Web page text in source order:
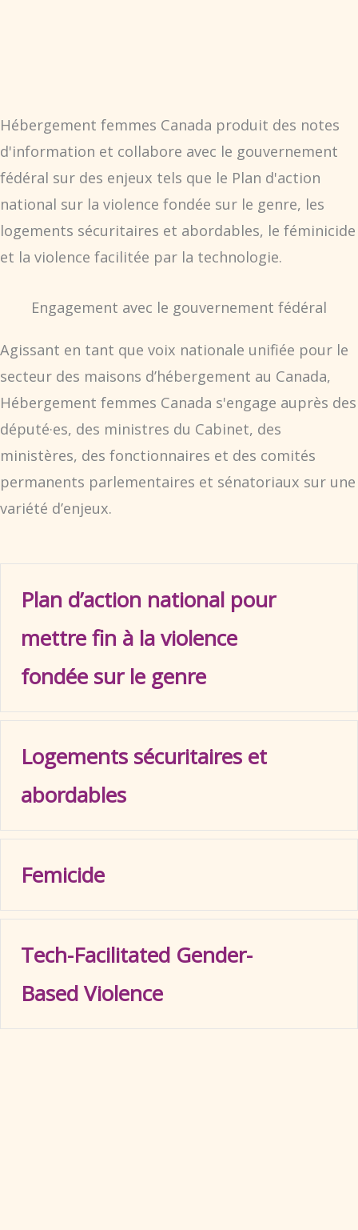
Hébergement femmes Canada produit des notes
d'information et collabore avec le gouvernement
fédéral sur des enjeux tels que le Plan d'action
national sur la violence fondée sur le genre, les
logements sécuritaires et abordables, le féminicide
et la violence facilitée par la technologie.
Engagement avec le gouvernement fédéral
Agissant en tant que voix nationale unifiée pour le
secteur des maisons d’hébergement au Canada,
Hébergement femmes Canada s'engage auprès des
député·es, des ministres du Cabinet, des
ministères, des fonctionnaires et des comités
permanents parlementaires et sénatoriaux sur une
variété d’enjeux.
Plan d’action national pour
mettre fin à la violence
fondée sur le genre
Logements sécuritaires et
abordables
Femicide
Tech-Facilitated Gender-
Based Violence